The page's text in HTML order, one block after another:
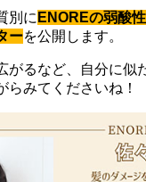
別に ENOREの弱酸
ーを公開します。
がるなど、自分に似
らみてくださいね！